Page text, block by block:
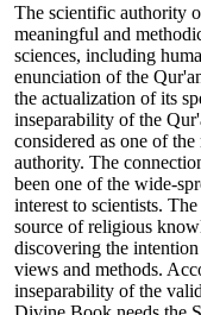
The scientific authority
meaningful and
sciences, including
enunciation of the
the actualization of its
inseparability of the
considered as one of
authority. The
been one of the wide-
interest to scientists.
source of religious
discovering the
views and methods.
inseparability of the